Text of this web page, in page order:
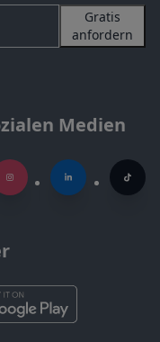
Gratis
anfordern
Medien